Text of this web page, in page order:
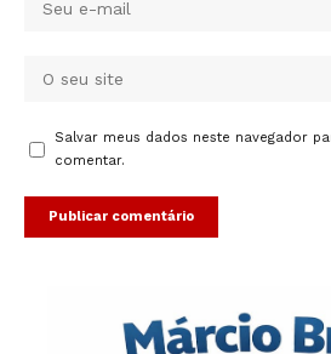
Salvar meus dados neste navegador
comentar.